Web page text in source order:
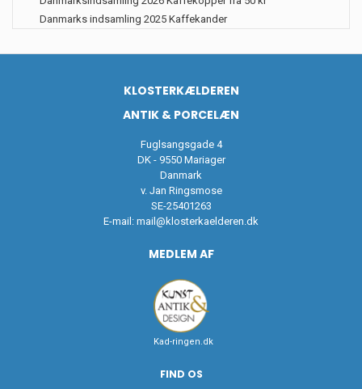
Danmarks indsamling 2025 Kaffekander
KLOSTERKÆLDEREN
ANTIK & PORCELÆN
Fuglsangsgade 4
DK - 9550 Mariager
Danmark
v. Jan Ringsmose
SE-25401263
E-mail: mail@klosterkaelderen.dk
MEDLEM AF
Kad-ringen.dk
FIND OS